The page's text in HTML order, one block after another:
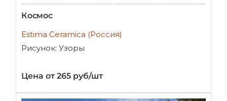
Космос
Estima Ceramica (Россия)
Рисунок: Узоры
Цена от 265 руб/шт